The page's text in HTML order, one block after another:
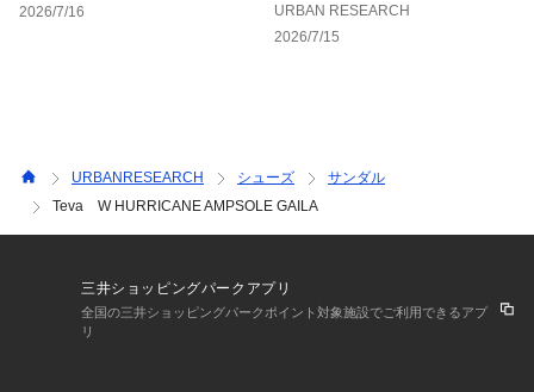
2026/7/16
URBAN RESEARCH
2026/7/15
URBANRESEARCH シューズ
サンダル
Teva W HURRICANE AMPSOLE GAILA
三井ショッピングパークアプリ
全国の三井ショッピングパークポイント対象施設でご利用できるアプ
リ